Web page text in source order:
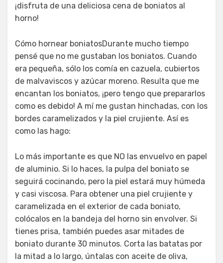
¡disfruta de una deliciosa cena de boniatos al
horno!
Cómo hornear boniatosDurante mucho tiempo
pensé que no me gustaban los boniatos. Cuando
era pequeña, sólo los comía en cazuela, cubiertos
de malvaviscos y azúcar moreno. Resulta que me
encantan los boniatos, ¡pero tengo que prepararlos
como es debido! A mí me gustan hinchadas, con los
bordes caramelizados y la piel crujiente. Así es
como las hago:
Lo más importante es que NO las envuelvo en papel
de aluminio. Si lo haces, la pulpa del boniato se
seguirá cocinando, pero la piel estará muy húmeda
y casi viscosa. Para obtener una piel crujiente y
caramelizada en el exterior de cada boniato,
colócalos en la bandeja del horno sin envolver. Si
tienes prisa, también puedes asar mitades de
boniato durante 30 minutos. Corta las batatas por
la mitad a lo largo, úntalas con aceite de oliva,